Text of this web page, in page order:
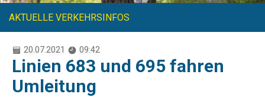
AKTUELLE VERKEHRSINFOS
20.07.2021 09:42
Linien 683 und 695 fahren
Umleitung